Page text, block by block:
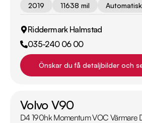
2019 11638 mil Automatisk
Riddermark Halmstad
035-240 06 00
Önskar du få detaljbilder och
Volvo V90
D4 190hk Momentum VOC Värmare